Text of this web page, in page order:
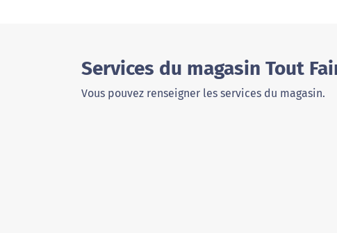
Services du magasin Tout
Vous pouvez renseigner les services du magasin.